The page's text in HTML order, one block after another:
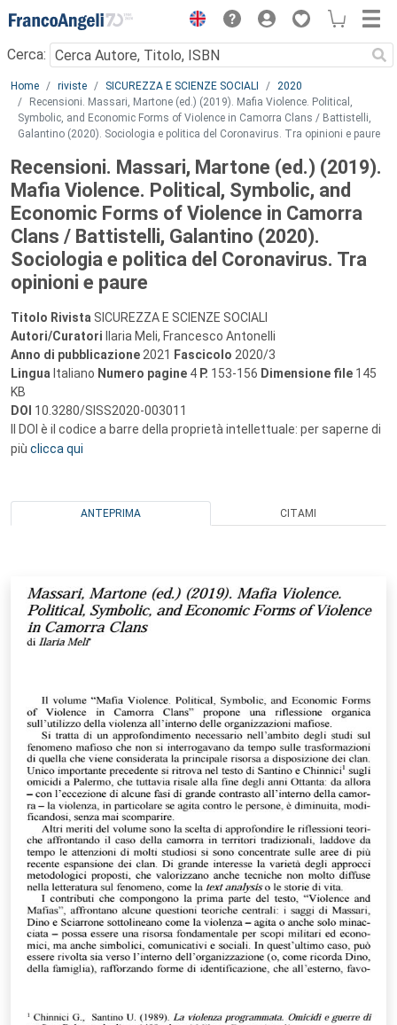
Menu
Cerca:
Main content
Home riviste SICUREZZA E SCIENZE SOCIALI
2020
Recensioni. Massari, Martone (ed.) (2019). Mafia Violence. Political,
Symbolic, and Economic Forms of Violence in Camorra Clans / Battistelli,
Galantino (2020). Sociologia e politica del Coronavirus. Tra opinioni e paure
Recensioni. Massari, Martone (ed.) (2019).
Mafia Violence. Political, Symbolic, and
Economic Forms of Violence in Camorra
Clans / Battistelli, Galantino (2020).
Sociologia e politica del Coronavirus. Tra
opinioni e paure
Titolo Rivista SICUREZZA E SCIENZE SOCIALI
Autori/Curatori Ilaria Meli, Francesco Antonelli
Anno di pubblicazione 2021 Fascicolo 2020/3
Lingua Italiano Numero pagine 4 P. 153-156 Dimensione file 145
KB
DOI 10.3280/SISS2020-003011
Il DOI è il codice a barre della proprietà intellettuale: per saperne di
più clicca qui
ANTEPRIMA CITAMI